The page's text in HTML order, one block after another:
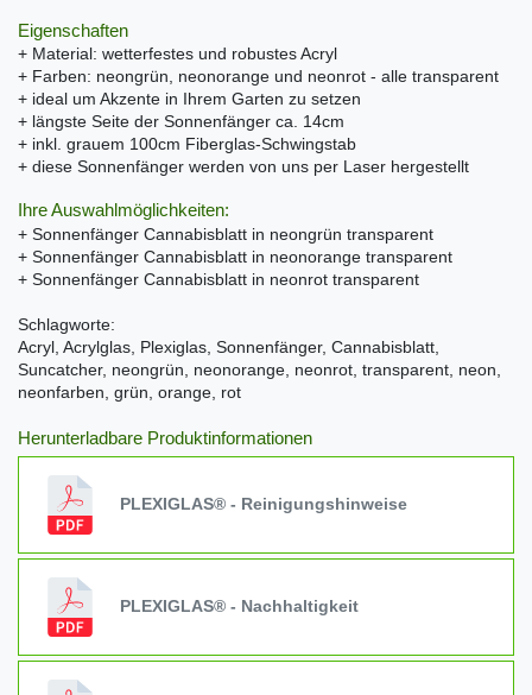
Eigenschaften
+ Material: wetterfestes und robustes Acryl
+ Farben: neongrün, neonorange und neonrot - alle transparent
+ ideal um Akzente in Ihrem Garten zu setzen
+ längste Seite der Sonnenfänger ca. 14cm
+ inkl. grauem 100cm Fiberglas-Schwingstab
+ diese Sonnenfänger werden von uns per Laser hergestellt
Ihre Auswahlmöglichkeiten:
+ Sonnenfänger Cannabisblatt in neongrün transparent
+ Sonnenfänger Cannabisblatt in neonorange transparent
+ Sonnenfänger Cannabisblatt in neonrot transparent
Schlagworte:
Acryl, Acrylglas, Plexiglas, Sonnenfänger, Cannabisblatt,
Suncatcher, neongrün, neonorange, neonrot, transparent, neon,
neonfarben, grün, orange, rot
Herunterladbare Produktinformationen
PLEXIGLAS® - Reinigungshinweise
PLEXIGLAS® - Nachhaltigkeit